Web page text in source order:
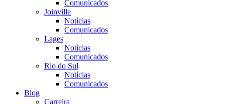
Comunicados
Joinville
Notícias
Comunicados
Lages
Notícias
Comunicados
Rio do Sul
Notícias
Comunicados
Blog
Carreira